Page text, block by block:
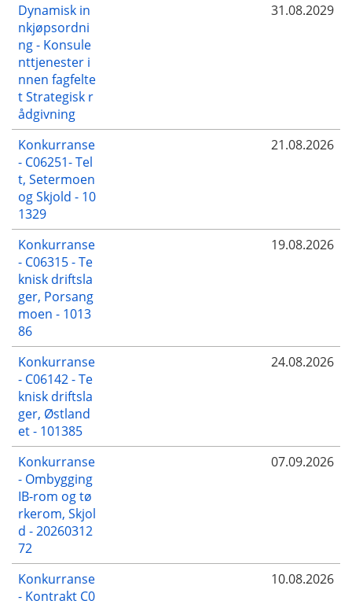
Dynamisk in
nkjøpsordni
ng - Konsule
nttjenester i
nnen fagfelte
t Strategisk r
ådgivning
31.08.2029
Konkurranse
- C06251- Tel
t, Setermoen
og Skjold - 10
1329
21.08.2026
Konkurranse
- C06315 - Te
knisk driftsla
ger, Porsang
moen - 1013
86
19.08.2026
Konkurranse
- C06142 - Te
knisk driftsla
ger, Østland
et - 101385
24.08.2026
Konkurranse
- Ombygging
IB-rom og tø
rkerom, Skjol
d - 20260312
72
07.09.2026
Konkurranse
- Kontrakt C0
10.08.2026